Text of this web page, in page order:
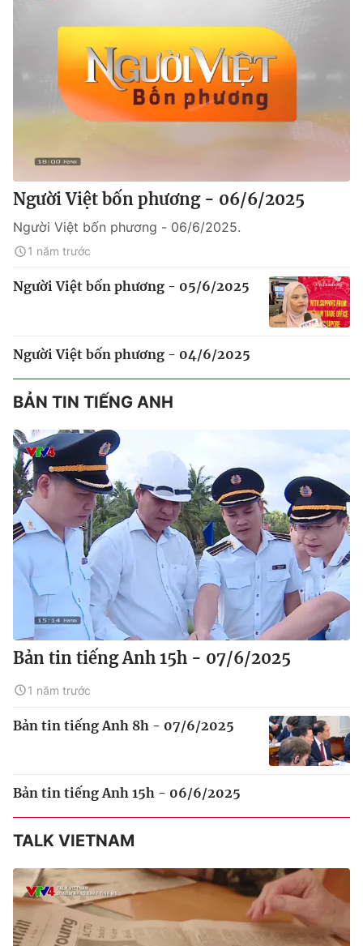
Người Việt bốn phương - 06/6/2025
Người Việt bốn phương - 06/6/2025.
1 năm trước
Người Việt bốn phương - 05/6/2025
Người Việt bốn phương - 04/6/2025
BẢN TIN TIẾNG ANH
Bản tin tiếng Anh 15h - 07/6/2025
1 năm trước
Bản tin tiếng Anh 8h - 07/6/2025
Bản tin tiếng Anh 15h - 06/6/2025
TALK VIETNAM